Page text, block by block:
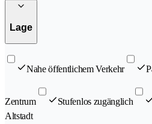
Lage
Nahe öffentlichem Verkehr
Zentrum Stufenlos zugänglich
Altstadt